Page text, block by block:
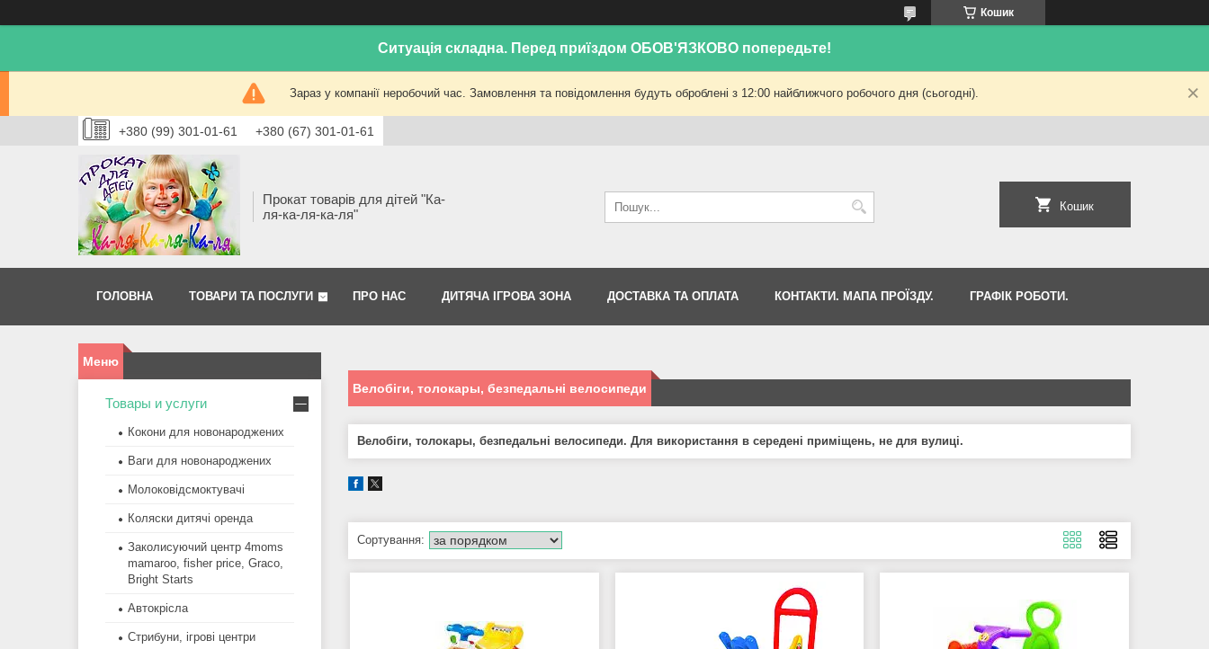
Кошик
Ситуація складна. Перед приїздом ОБОВ'ЯЗКОВО попередьте!
Зараз у компанії неробочий час. Замовлення та повідомлення будуть оброблені з 12:00 найближчого робочого дня (сьогодні).
+380 (99) 301-01-61 +380 (67) 301-01-61
Прокат товарів для дітей "Ка-
ля-ка-ля-ка-ля"
Кошик
ГОЛОВНА ТОВАРИ ТА ПОСЛУГИ ПРО НАС ДИТЯЧА ІГРОВА ЗОНА ДОСТАВКА ТА ОПЛАТА КОНТАКТИ. МАПА ПРОЇЗДУ. ГРАФІК РОБОТИ.
Велобіги, толокары, безпедальні велосипеди
Велобіги, толокары, безпедальні велосипеди. Для використання в середені приміщень, не для вулиці.
Товары и услуги
Кокони для новонароджених
Ваги для новонароджених
Молоковідсмоктувачі
Коляски дитячі оренда
Заколисуючий центр 4moms
mamaroo, fisher price, Graco,
Bright Starts
Автокрісла
Стрибуни, ігрові центри